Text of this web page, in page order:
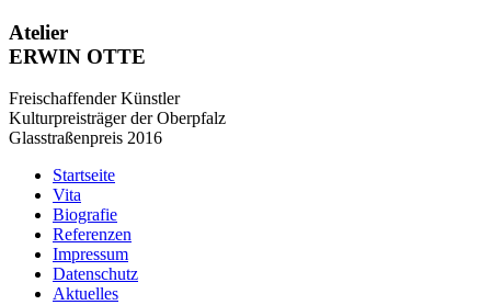
Atelier
ERWIN OTTE
Freischaffender Künstler
Kulturpreisträger der Oberpfalz
Glasstraßenpreis 2016
Startseite
Vita
Biografie
Referenzen
Impressum
Datenschutz
Aktuelles